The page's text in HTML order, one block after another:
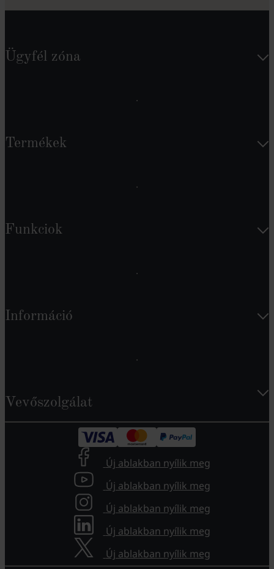
Ügyfél zóna
Termékek
Funkciok
Információ
Vevőszolgálat
Új ablakban nyílik meg
Új ablakban nyílik meg
Új ablakban nyílik meg
Új ablakban nyílik meg
Új ablakban nyílik meg